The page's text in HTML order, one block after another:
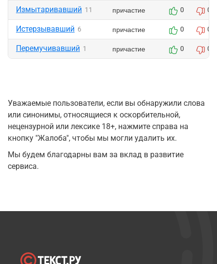
Измытаривавший 11 причастие 0 0
Истерзывавший 6 причастие 0 0
Перемучивавший 1 причастие 0 0
Уважаемые пользователи, если вы обнаружили слова
или синонимы, относящиеся к оскорбительной,
нецензурной или лексике 18+, нажмите справа на
кнопку "Жалоба", чтобы мы могли удалить их.
Мы будем благодарны вам за вклад в развитие
сервиса.